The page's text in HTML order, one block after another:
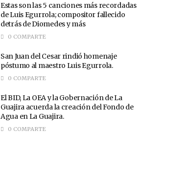
Estas son las 5 canciones más recordadas
de Luis Egurrola; compositor fallecido
detrás de Diomedes y más
0 COMPARTE
San Juan del Cesar rindió homenaje
póstumo al maestro Luis Egurrola.
0 COMPARTE
El BID, La OEA y la Gobernación de La
Guajira acuerda la creación del Fondo de
Agua en La Guajira.
0 COMPARTE